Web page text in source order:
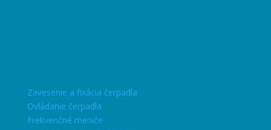
Zavesenie a fixácia čerpadla
Ovládanie čerpadla
Frekvenčné meniče